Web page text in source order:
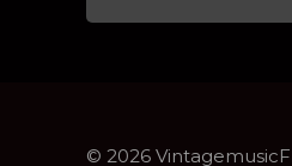
© 2026